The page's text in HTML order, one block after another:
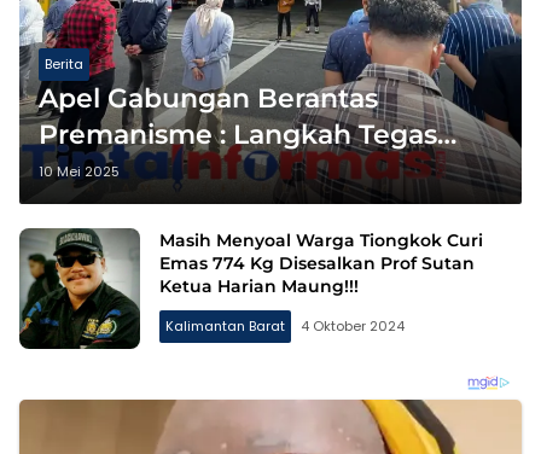
Berita
Apel Gabungan Berantas
Premanisme : Langkah Tegas
Polda Kalbar dalam Menjaga
Keamanan Dan Ketertiban
Masyarakat
10 Mei 2025
Masih Menyoal Warga Tiongkok Curi
Emas 774 Kg Disesalkan Prof Sutan
Ketua Harian Maung!!!
Kalimantan Barat 4 Oktober 2024